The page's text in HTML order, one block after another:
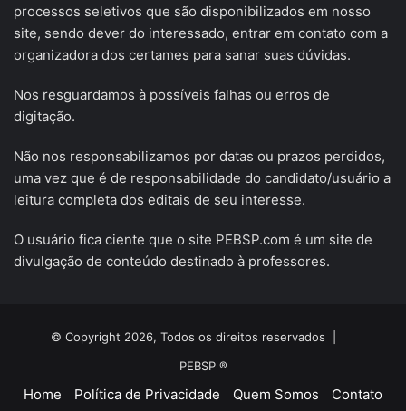
processos seletivos que são disponibilizados em nosso
site, sendo dever do interessado, entrar em contato com a
organizadora dos certames para sanar suas dúvidas.
Nos resguardamos à possíveis falhas ou erros de
digitação.
Não nos responsabilizamos por datas ou prazos perdidos,
uma vez que é de responsabilidade do candidato/usuário a
leitura completa dos editais de seu interesse.
O usuário fica ciente que o site PEBSP.com é um site de
divulgação de conteúdo destinado à professores.
© Copyright 2026, Todos os direitos reservados |
PEBSP ®
Home Política de Privacidade Quem Somos Contato